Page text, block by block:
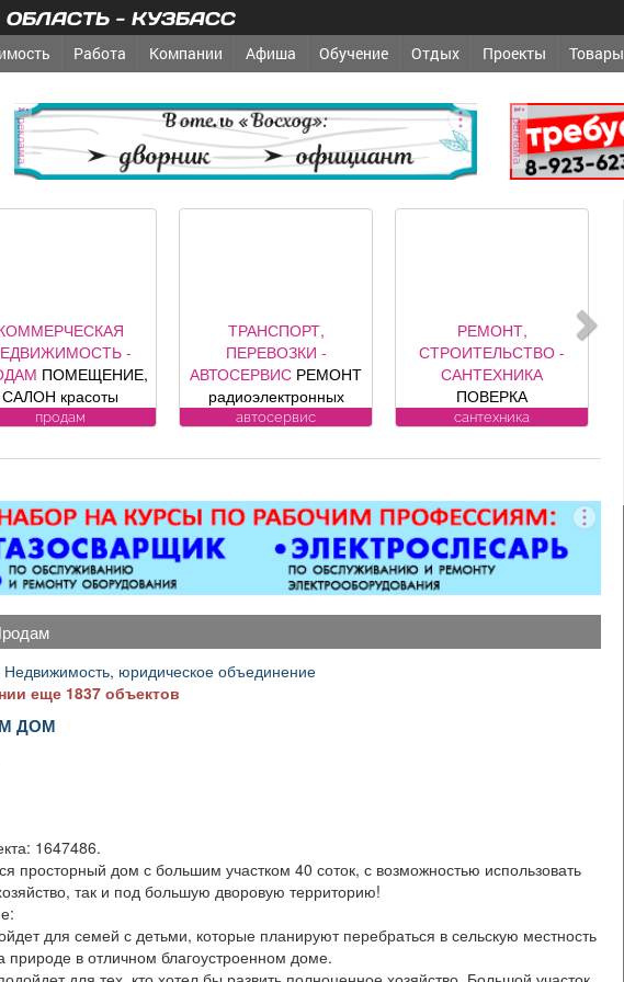
- КУЗБАСС
Работа Компании Афиша Обучение Отдых Проекты Товары
реклама реклама
-
ПОМЕЩЕНИЕ,
САЛОН красоты
площадь 88, 8
1, хороший
оборудованием,
парковка, торг
уместен.
продам
ТРАНСПОРТ,
ПЕРЕВОЗКИ -
АВТОСЕРВИС РЕМОНТ
радиоэлектронных
компонентов
контроля, ЭБУ,
магнитол,
электроусилителей
руля,
многофункциональных
дисплеев, и многого
другого. Быстро,
ремонта определяется
автосервис
РЕМОНТ,
СТРОИТЕЛЬСТВО -
САНТЕХНИКА
ПОВЕРКА
ВОДОСЧЕТЧИКОВ на
замена, регистрация.
сантехника
продам
юридическое объединение
еще 1837 объектов
ДОМ
1647486.
просторный дом с большим участком 40 соток, с возможностью использовать
так и под большую дворовую территорию!
для семей с детьми, которые планируют перебраться в сельскую местность
природе в отличном благоустроенном доме.